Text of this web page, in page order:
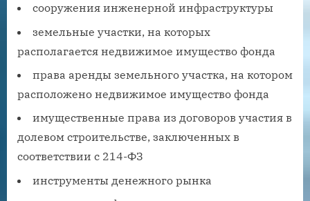
сооружения инженерной инфраструктуры
земельные участки, на которых
располагается недвижимое имущество фонда
права аренды земельного участка, на котором
расположено недвижимое имущество фонда
имущественные права из договоров участия в
долевом строительстве, заключенных в
соответствии с 214-ФЗ
инструменты денежного рынка